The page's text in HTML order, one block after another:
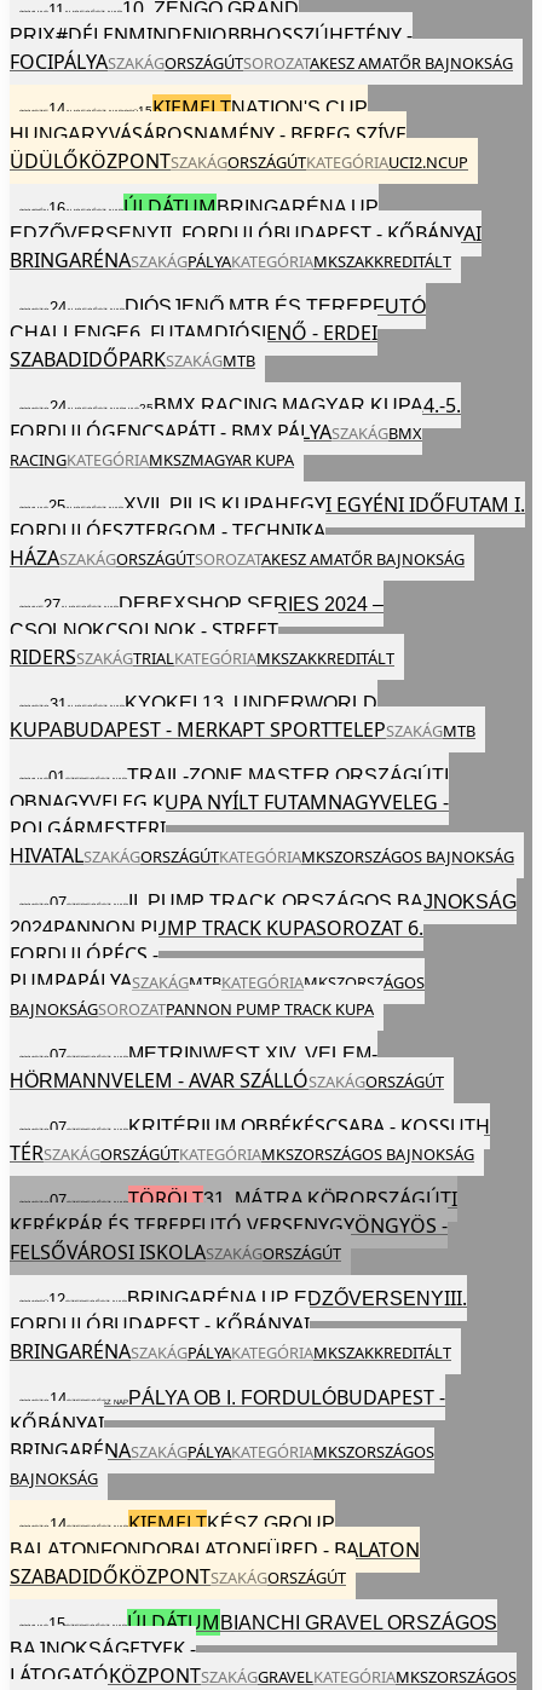
2024VAS11 AUGEGÉSZ NAP10. ZENGŐ GRAND
PRIX#DÉLENMINDENJOBBHOSSZÚHETÉNY -
FOCIPÁLYASZAKÁGORSZÁGÚTSOROZATAKESZ AMATŐR BAJNOKSÁG
2024SZE14 AUGEGÉSZ NAPCSÜ15KIEMELTNATION'S CUP
HUNGARYVÁSÁROSNAMÉNY - BEREG SZÍVE
ÜDÜLŐKÖZPONTSZAKÁGORSZÁGÚTKATEGÓRIAUCI2.NCUP
2024PÉN16AUGEGÉSZ NAPÚJ DÁTUMBRINGARÉNA UP
EDZŐVERSENYII. FORDULÓBUDAPEST - KŐBÁNYAI
BRINGARÉNASZAKÁGPÁLYAKATEGÓRIAMKSZAKKREDITÁLT
2024SZO 24 AUGEGÉSZ NAPDIÓSJENŐ MTB ÉS TEREPFUTÓ
CHALLENGE6. FUTAMDIÓSJENŐ - ERDEI
SZABADIDŐPARKSZAKÁGMTB
2024SZO 24 AUGEGÉSZ NAPVAS25BMX RACING MAGYAR KUPA4.-5.
FORDULÓGENCSAPÁTI - BMX PÁLYASZAKÁGBMX
RACINGKATEGÓRIAMKSZMAGYAR KUPA
2024VAS25AUGEGÉSZ NAPXVII. PILIS KUPAHEGYI EGYÉNI IDŐFUTAM I.
FORDULÓESZTERGOM - TECHNIKA
HÁZASZAKÁGORSZÁGÚTSOROZATAKESZ AMATŐR BAJNOKSÁG
2024KE27AUGEGÉSZ NAPDEBEXSHOP SERIES 2024 –
CSOLNOKCSOLNOK - STREET
RIDERSSZAKÁGTRIALKATEGÓRIAMKSZAKKREDITÁLT
2024SZO31 AUGEGÉSZ NAPKYOKEI 13. UNDERWORLD
KUPABUDAPEST - MERKAPT SPORTTELEPSZAKÁGMTB
2024VAS01 SZEPEGÉSZ NAPTRAIL-ZONE MASTER ORSZÁGÚTI
OBNAGYVELEG KUPA NYÍLT FUTAMNAGYVELEG -
POLGÁRMESTERI
HIVATALSZAKÁGORSZÁGÚTKATEGÓRIAMKSZORSZÁGOS BAJNOKSÁG
2024SZO07SZEPEGÉSZ NAPII. PUMP TRACK ORSZÁGOS BAJNOKSÁG
2024PANNON PUMP TRACK KUPASOROZAT 6.
FORDULÓPÉCS -
PUMPAPÁLYASZAKÁGMTBKATEGÓRIAMKSZORSZÁGOS
BAJNOKSÁGSOROZATPANNON PUMP TRACK KUPA
2024SZO07SZEPEGÉSZ NAPMETRINWEST XIV. VELEM-
HÖRMANNVELEM - AVAR SZÁLLÓSZAKÁGORSZÁGÚT
2024SZO07SZEPEGÉSZ NAPKRITÉRIUM OBBÉKÉSCSABA - KOSSUTH
TÉRSZAKÁGORSZÁGÚTKATEGÓRIAMKSZORSZÁGOS BAJNOKSÁG
2024SZO07SZEPEGÉSZ NAPTÖRÖLT31. MÁTRA KÖRORSZÁGÚTI
KERÉKPÁR ÉS TEREPFUTÓ VERSENYGYÖNGYÖS -
FELSŐVÁROSI ISKOLASZAKÁGORSZÁGÚT
2024CSÜ12SZEPEGÉSZ NAPBRINGARÉNA UP EDZŐVERSENYIII.
FORDULÓBUDAPEST - KŐBÁNYAI
BRINGARÉNASZAKÁGPÁLYAKATEGÓRIAMKSZAKKREDITÁLT
2024SZO 14SZEPEGÉSZ NAP PÁLYA OB I. FORDULÓBUDAPEST -
KŐBÁNYAI
BRINGARÉNASZAKÁGPÁLYAKATEGÓRIAMKSZORSZÁGOS
BAJNOKSÁG
2024SZO 14SZEPEGÉSZ NAPKIEMELTKÉSZ GROUP
BALATONFONDOBALATONFÜRED - BALATON
SZABADIDŐKÖZPONTSZAKÁGORSZÁGÚT
2024VAS15SZEPEGÉSZ NAPÚJ DÁTUM BIANCHI GRAVEL ORSZÁGOS
BAJNOKSÁGETYEK -
LÁTOGATÓKÖZPONTSZAKÁGGRAVELKATEGÓRIAMKSZORSZÁGOS